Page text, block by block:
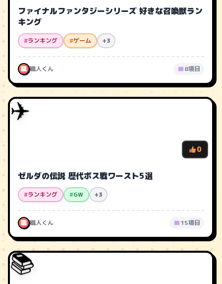
ファイナルファンタジーシリーズ 好きな召喚獣ラン
キング
#ランキング #ゲーム +3
職 職人くん 8項目
✈️
0
ゼルダの伝説 歴代ボス戦ワースト5選
#ランキング #GW +3
職 職人くん 15項目
📚